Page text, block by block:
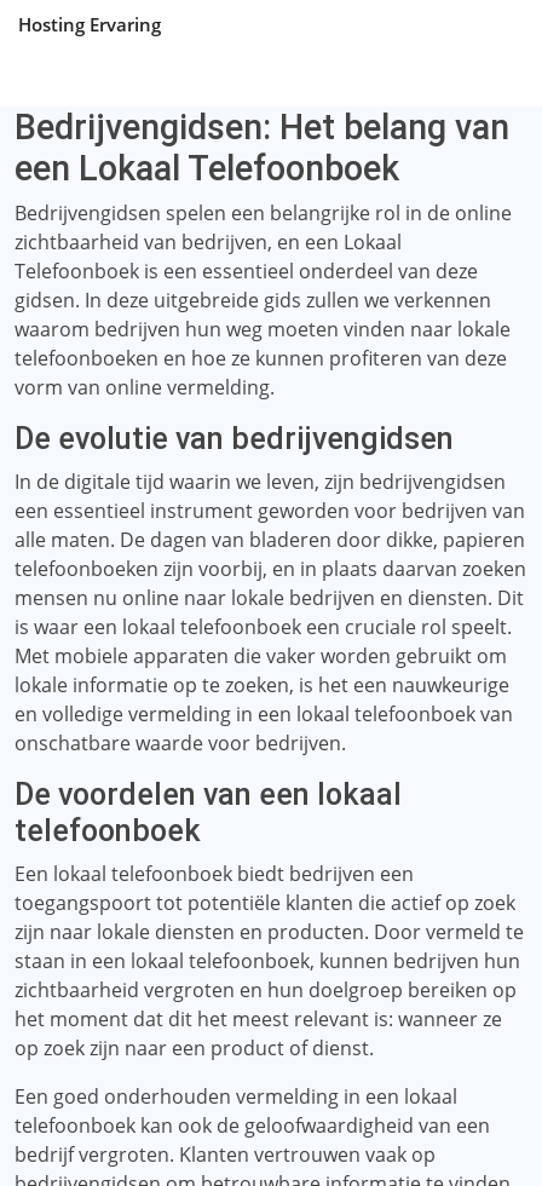
Hosting Ervaring
Bedrijvengidsen: Het belang van
een Lokaal Telefoonboek
Bedrijvengidsen spelen een belangrijke rol in de online
zichtbaarheid van bedrijven, en een Lokaal
Telefoonboek is een essentieel onderdeel van deze
gidsen. In deze uitgebreide gids zullen we verkennen
waarom bedrijven hun weg moeten vinden naar lokale
telefoonboeken en hoe ze kunnen profiteren van deze
vorm van online vermelding.
De evolutie van bedrijvengidsen
In de digitale tijd waarin we leven, zijn bedrijvengidsen
een essentieel instrument geworden voor bedrijven van
alle maten. De dagen van bladeren door dikke, papieren
telefoonboeken zijn voorbij, en in plaats daarvan zoeken
mensen nu online naar lokale bedrijven en diensten. Dit
is waar een lokaal telefoonboek een cruciale rol speelt.
Met mobiele apparaten die vaker worden gebruikt om
lokale informatie op te zoeken, is het een nauwkeurige
en volledige vermelding in een lokaal telefoonboek van
onschatbare waarde voor bedrijven.
De voordelen van een lokaal
telefoonboek
Een lokaal telefoonboek biedt bedrijven een
toegangspoort tot potentiële klanten die actief op zoek
zijn naar lokale diensten en producten. Door vermeld te
staan ​​in een lokaal telefoonboek, kunnen bedrijven hun
zichtbaarheid vergroten en hun doelgroep bereiken op
het moment dat dit het meest relevant is: wanneer ze
op zoek zijn naar een product of dienst.
Een goed onderhouden vermelding in een lokaal
telefoonboek kan ook de geloofwaardigheid van een
bedrijf vergroten. Klanten vertrouwen vaak op